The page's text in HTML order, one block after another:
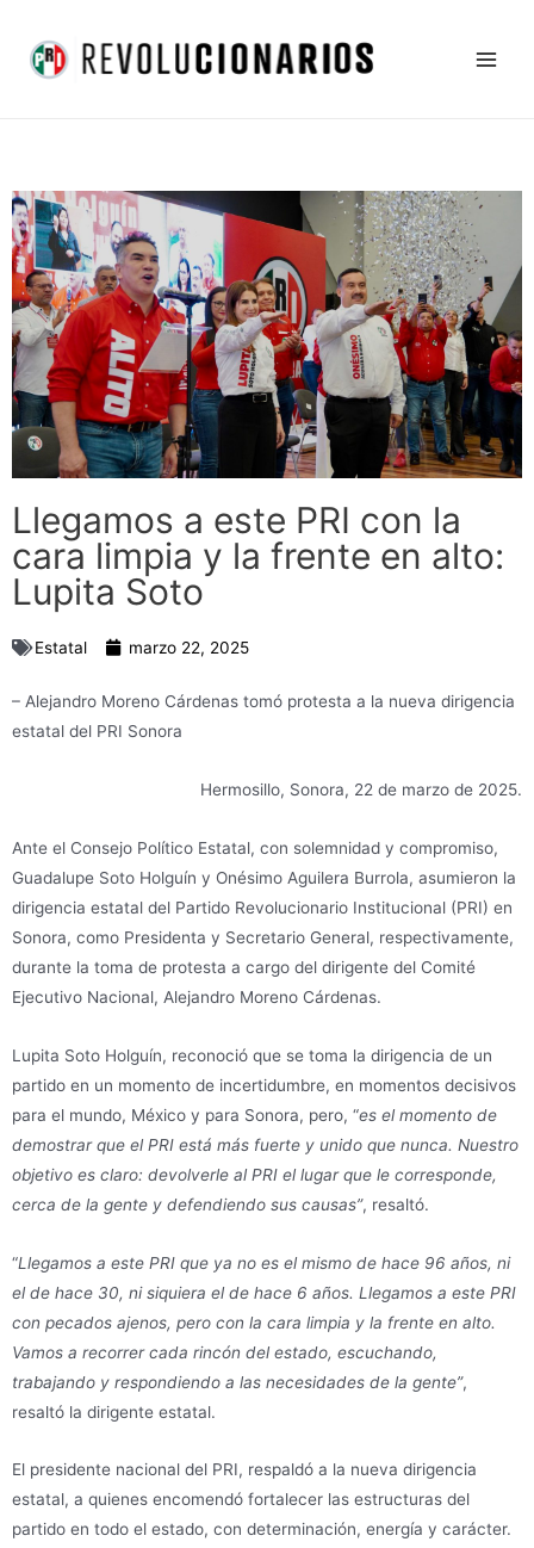
contenido
Llegamos a este PRI con la
cara limpia y la frente en alto:
Lupita Soto
Estatal marzo 22, 2025
– Alejandro Moreno Cárdenas tomó protesta a la nueva dirigencia
estatal del PRI Sonora
Hermosillo, Sonora, 22 de marzo de 2025.
Ante el Consejo Político Estatal, con solemnidad y compromiso,
Guadalupe Soto Holguín y Onésimo Aguilera Burrola, asumieron la
dirigencia estatal del Partido Revolucionario Institucional (PRI) en
Sonora, como Presidenta y Secretario General, respectivamente,
durante la toma de protesta a cargo del dirigente del Comité
Ejecutivo Nacional, Alejandro Moreno Cárdenas.
Lupita Soto Holguín, reconoció que se toma la dirigencia de un
partido en un momento de incertidumbre, en momentos decisivos
para el mundo, México y para Sonora, pero, “es el momento de
demostrar que el PRI está más fuerte y unido que nunca. Nuestro
objetivo es claro: devolverle al PRI el lugar que le corresponde,
cerca de la gente y defendiendo sus causas”, resaltó.
“Llegamos a este PRI que ya no es el mismo de hace 96 años, ni
el de hace 30, ni siquiera el de hace 6 años. Llegamos a este PRI
con pecados ajenos, pero con la cara limpia y la frente en alto.
Vamos a recorrer cada rincón del estado, escuchando,
trabajando y respondiendo a las necesidades de la gente”,
resaltó la dirigente estatal.
El presidente nacional del PRI, respaldó a la nueva dirigencia
estatal, a quienes encomendó fortalecer las estructuras del
partido en todo el estado, con determinación, energía y carácter.